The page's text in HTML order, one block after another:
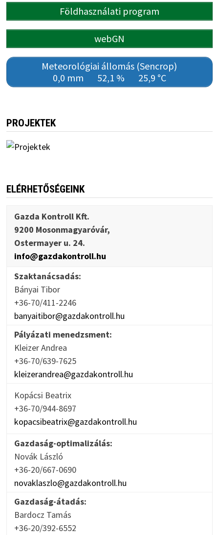
Földhasználati program
webGN
Meteorológiai állomás (Sencrop)
0,0 mm
52,1 % 25,9 °C
PROJEKTEK
ELÉRHETŐSÉGEINK
Gazda Kontroll Kft.
9200 Mosonmagyaróvár,
Ostermayer u. 24.
info@gazdakontroll.hu
Szaktanácsadás:
Bányai Tibor
+36-70/411-2246
banyaitibor@gazdakontroll.hu
Pályázati menedzsment:
Kleizer Andrea
+36-70/639-7625
kleizerandrea@gazdakontroll.hu
Kopácsi Beatrix
+36-70/944-8697
kopacsibeatrix@gazdakontroll.hu
Gazdaság-optimalizálás:
Novák László
+36-20/667-0690
novaklaszlo@gazdakontroll.hu
Gazdaság-átadás:
Bardocz Tamás
+36-20/392-6552